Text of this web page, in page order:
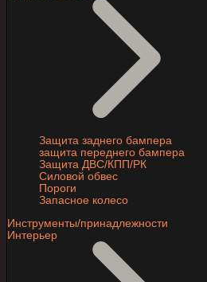
Защита заднего бампера
защита переднего бампера
Защита ДВС/КПП/РК
Силовой обвес
Пороги
Запасное колесо
Инструменты/принадлежности
Интерьер